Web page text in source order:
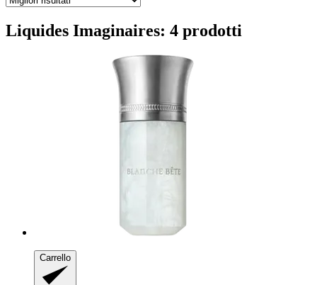
Liquides Imaginaires: 4 prodotti
Carrello